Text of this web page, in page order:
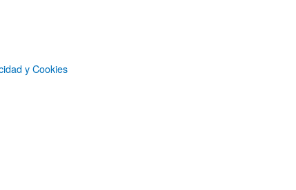
MÁS VISTO RECIENTEMENTE
y Cookies